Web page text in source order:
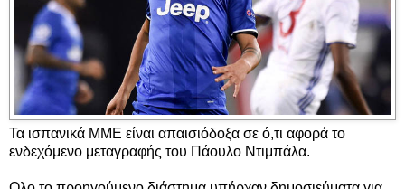
Τα ισπανικά ΜΜΕ είναι απαισιόδοξα σε ό,τι αφορά το
ενδεχόμενο μεταγραφής του Πάουλο Ντιμπάλα.